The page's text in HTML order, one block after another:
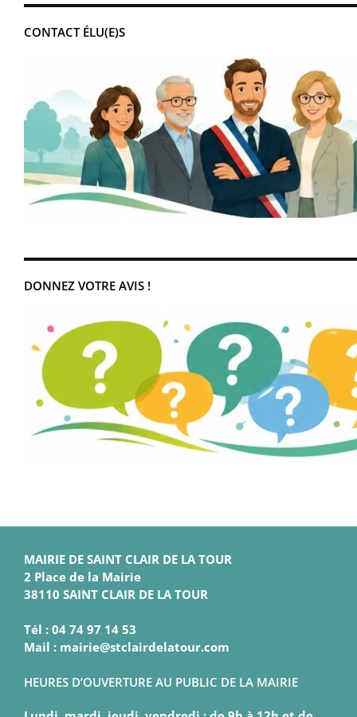
CONTACT ÉLU(E)S
DONNEZ VOTRE AVIS !
MAIRIE DE SAINT CLAIR DE LA TOUR
2 Place de la Mairie
38110 SAINT CLAIR DE LA TOUR
Tél : 04 74 97 14 53
Mail : mairie@stclairdelatour.com
HEURES D’OUVERTURE AU PUBLIC DE LA MAIRIE